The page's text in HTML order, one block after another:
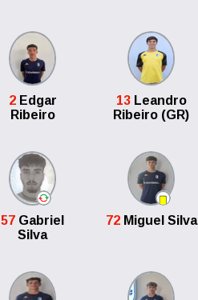
2Edgar
Ribeiro
13Leandro
Ribeiro (GR)
57 Gabriel
Silva
72Miguel Silva